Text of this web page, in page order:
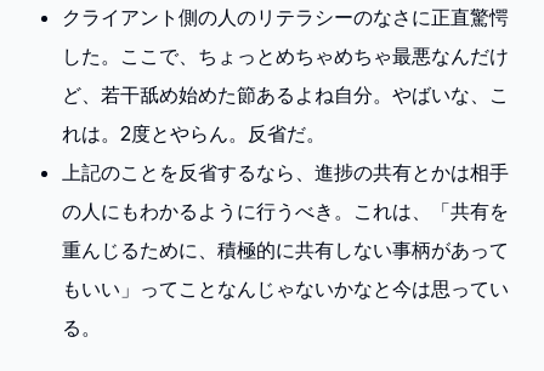
クライアント側の人のリテラシーのなさに正直驚愕
した。ここで、ちょっとめちゃめちゃ最悪なんだけ
ど、若干舐め始めた節あるよね自分。やばいな、こ
れは。2度とやらん。反省だ。
上記のことを反省するなら、進捗の共有とかは相手
の人にもわかるように行うべき。これは、「共有を
重んじるために、積極的に共有しない事柄があって
もいい」ってことなんじゃないかなと今は思ってい
る。